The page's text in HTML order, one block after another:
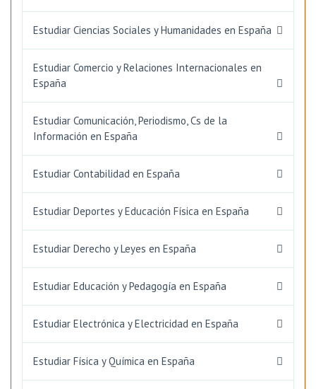
Estudiar Ciencias Sociales y Humanidades en España
Estudiar Comercio y Relaciones Internacionales en
España
Estudiar Comunicación, Periodismo, Cs de la
Información en España
Estudiar Contabilidad en España
Estudiar Deportes y Educación Física en España
Estudiar Derecho y Leyes en España
Estudiar Educación y Pedagogía en España
Estudiar Electrónica y Electricidad en España
Estudiar Física y Química en España